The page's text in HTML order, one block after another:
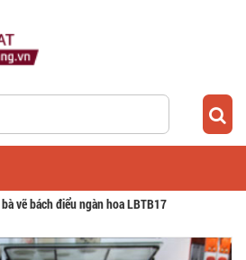
vẽ bách điểu ngàn hoa LBTB17